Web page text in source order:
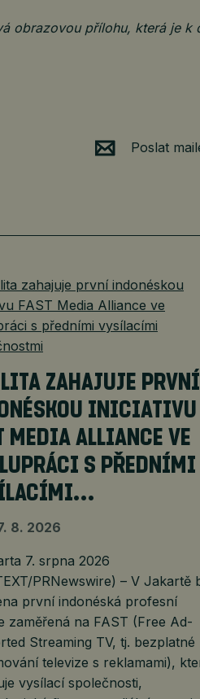
obrazovou přílohu, která je k
Poslat
ZAHAJUJE PRVNÍ
INICIATIVU
MEDIA ALLIANCE VE
S PŘEDNÍMI
8. 2026
7. srpna 2026
PRNewswire) – V Jakartě
první indonéská profesní
zaměřená na FAST (Free Ad-
Streaming TV, tj. bezplatné
televize s reklamami),
vysílací společnosti,